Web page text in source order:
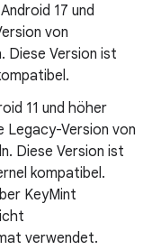
17 und
von
Diese Version ist
11 und höher
Version von
Diese Version ist
kompatibel.
KeyMint
verwendet.